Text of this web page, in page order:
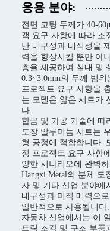
응용 분야:
전면 코팅 두께가 40-
객 요구 사항에 따라 조
난 내구성과 내식성을
력을 향상시킬 뿐만 아
층을 제공하여 실내 및
0.3~3.0mm의 두께 범
프로젝트 요구 사항을
는 모델은 얇은 시트가
다.
합금 및 가공 기술에 따
도장 알루미늄 시트는
형 공정에 적합합니다.
정 프로젝트 요구 사항
양한 시나리오에 완벽
Hangxi Metal의 분체 도
자 및 기타 산업 분야에
내구성과 미적 매력으
일반적으로 사용됩니다.
자동차 산업에서는 이
트림 조각 및 구조 부품